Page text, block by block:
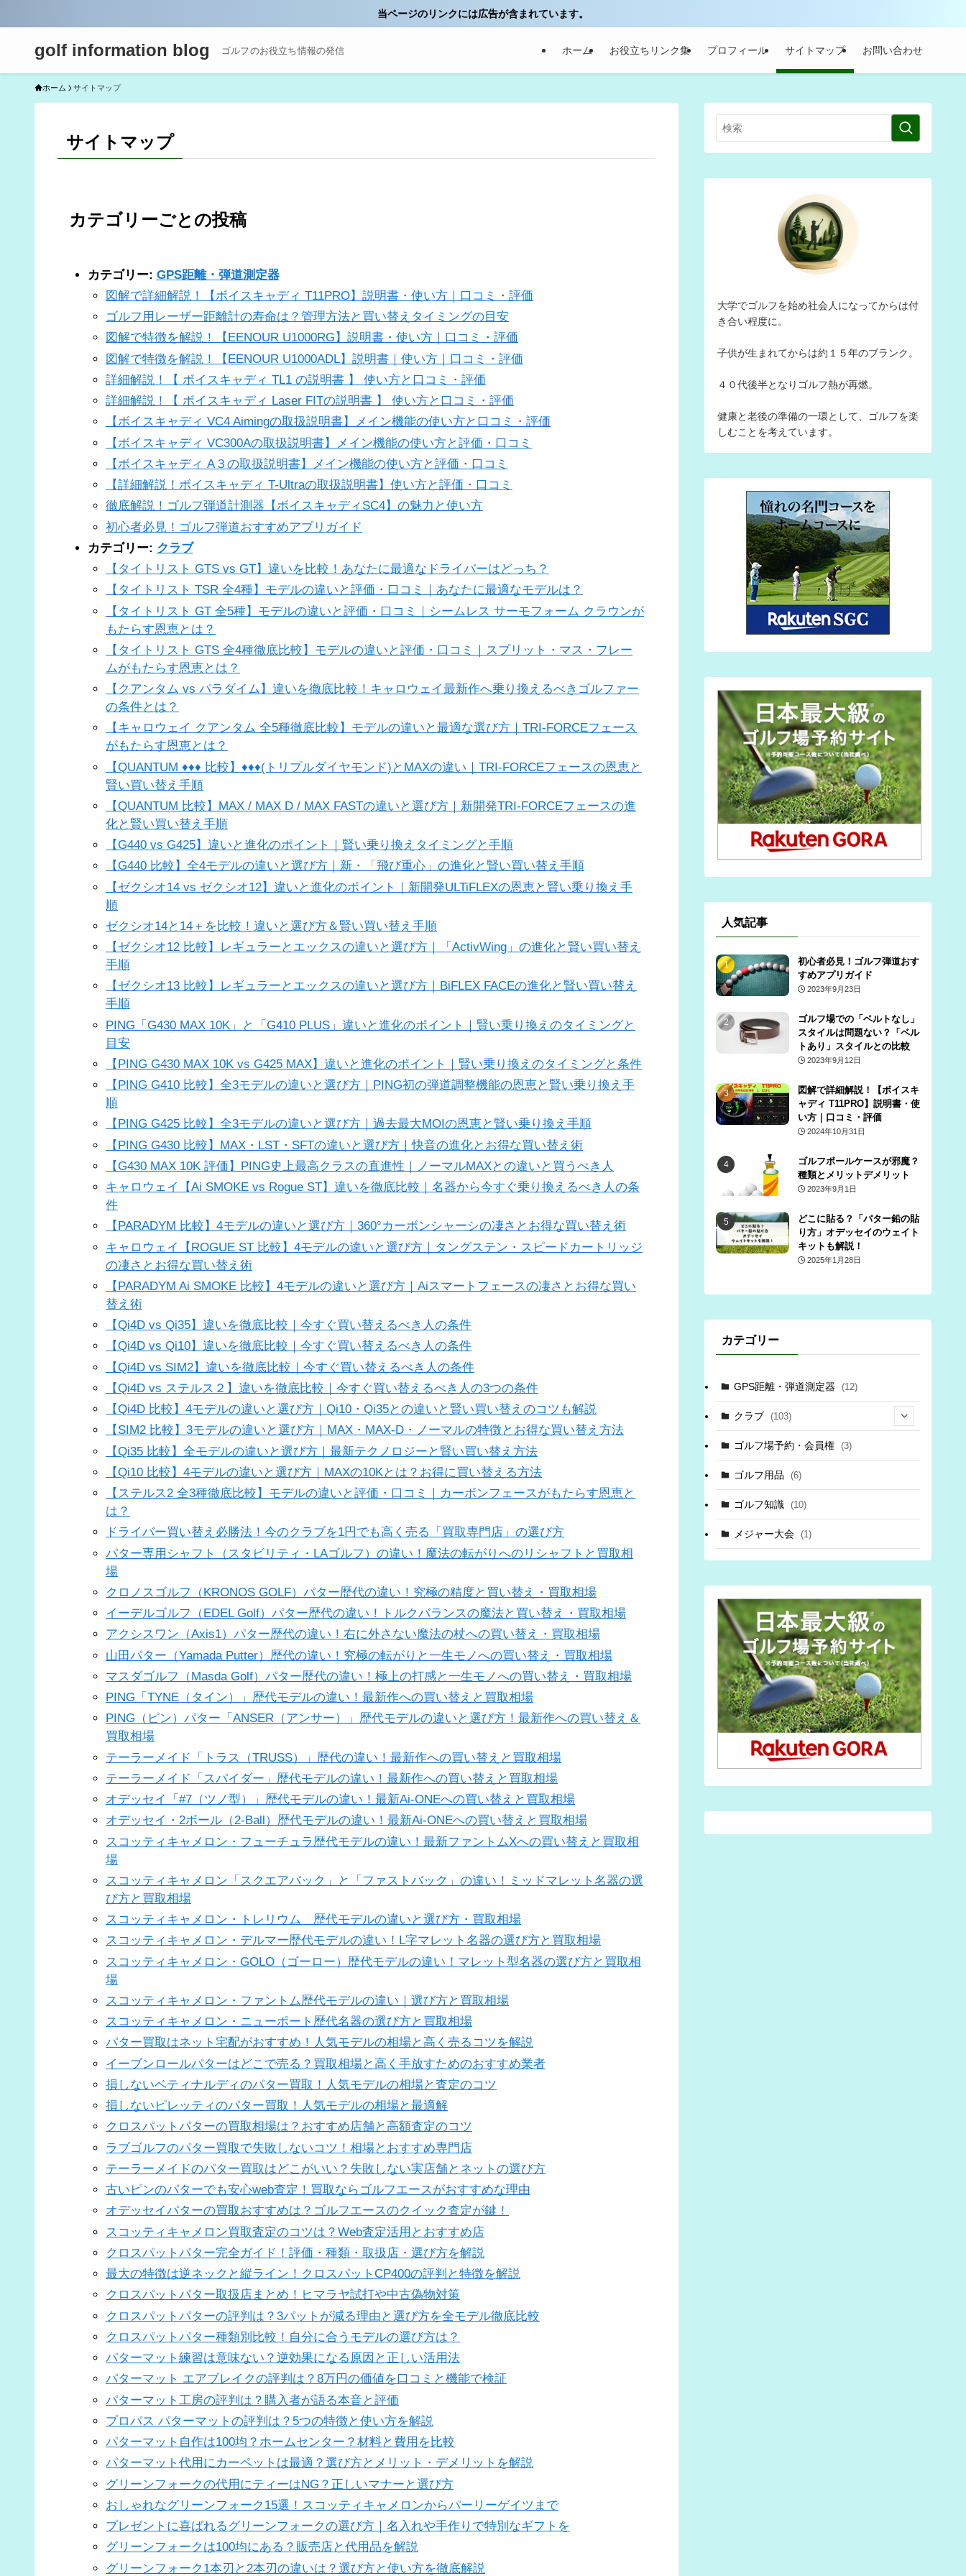
当ページのリンクには広告が含まれています。
golf information blog ゴルフのお役立ち情報の発信 ホーム お役立ちリンク集 プロフィール サイトマップ お問い合わせ
ホーム サイトマップ
サイトマップ
カテゴリーごとの投稿
カテゴリー: GPS距離・弾道測定器
図解で詳細解説！【ボイスキャディ T11PRO】説明書・使い方｜口コミ・評価
ゴルフ用レーザー距離計の寿命は？管理方法と買い替えタイミングの目安
図解で特徴を解説！【EENOUR U1000RG】説明書・使い方｜口コミ・評価
図解で特徴を解説！【EENOUR U1000ADL】説明書｜使い方｜口コミ・評価
詳細解説！【 ボイスキャディ TL1 の説明書 】 使い方と口コミ・評価
詳細解説！【 ボイスキャディ Laser FITの説明書 】 使い方と口コミ・評価
【ボイスキャディ VC4 Aimingの取扱説明書】メイン機能の使い方と口コミ・評価
【ボイスキャディ VC300Aの取扱説明書】メイン機能の使い方と評価・口コミ
【ボイスキャディ A３の取扱説明書】メイン機能の使い方と評価・口コミ
【詳細解説！ボイスキャディ T-Ultraの取扱説明書】使い方と評価・口コミ
徹底解説！ゴルフ弾道計測器【ボイスキャディSC4】の魅力と使い方
初心者必見！ゴルフ弾道おすすめアプリガイド
カテゴリー: クラブ
【タイトリスト GTS vs GT】違いを比較！あなたに最適なドライバーはどっち？
【タイトリスト TSR 全4種】モデルの違いと評価・口コミ｜あなたに最適なモデルは？
【タイトリスト GT 全5種】モデルの違いと評価・口コミ｜シームレス サーモフォーム クラウンが
もたらす恩恵とは？
【タイトリスト GTS 全4種徹底比較】モデルの違いと評価・口コミ｜スプリット・マス・フレー
ムがもたらす恩恵とは？
【クアンタム vs パラダイム】違いを徹底比較！キャロウェイ最新作へ乗り換えるべきゴルファー
の条件とは？
【キャロウェイ クアンタム 全5種徹底比較】モデルの違いと最適な選び方｜TRI-FORCEフェース
がもたらす恩恵とは？
【QUANTUM ♦♦♦ 比較】♦♦♦(トリプルダイヤモンド)とMAXの違い｜TRI-FORCEフェースの恩恵と
賢い買い替え手順
【QUANTUM 比較】MAX / MAX D / MAX FASTの違いと選び方｜新開発TRI-FORCEフェースの進
化と賢い買い替え手順
【G440 vs G425】違いと進化のポイント｜賢い乗り換えタイミングと手順
【G440 比較】全4モデルの違いと選び方｜新・「飛び重心」の進化と賢い買い替え手順
【ゼクシオ14 vs ゼクシオ12】違いと進化のポイント｜新開発ULTiFLEXの恩恵と賢い乗り換え手
順
ゼクシオ14と14＋を比較！違いと選び方＆賢い買い替え手順
【ゼクシオ12 比較】レギュラーとエックスの違いと選び方｜「ActivWing」の進化と賢い買い替え
手順
【ゼクシオ13 比較】レギュラーとエックスの違いと選び方｜BiFLEX FACEの進化と賢い買い替え
手順
PING「G430 MAX 10K」と「G410 PLUS」違いと進化のポイント｜賢い乗り換えのタイミングと
目安
【PING G430 MAX 10K vs G425 MAX】違いと進化のポイント｜賢い乗り換えのタイミングと条件
【PING G410 比較】全3モデルの違いと選び方｜PING初の弾道調整機能の恩恵と賢い乗り換え手
順
【PING G425 比較】全3モデルの違いと選び方｜過去最大MOIの恩恵と賢い乗り換え手順
【PING G430 比較】MAX・LST・SFTの違いと選び方｜快音の進化とお得な買い替え術
【G430 MAX 10K 評価】PING史上最高クラスの直進性｜ノーマルMAXとの違いと買うべき人
キャロウェイ【Ai SMOKE vs Rogue ST】違いを徹底比較｜名器から今すぐ乗り換えるべき人の条
件
【PARADYM 比較】4モデルの違いと選び方｜360°カーボンシャーシの凄さとお得な買い替え術
キャロウェイ【ROGUE ST 比較】4モデルの違いと選び方｜タングステン・スピードカートリッジ
の凄さとお得な買い替え術
【PARADYM Ai SMOKE 比較】4モデルの違いと選び方｜Aiスマートフェースの凄さとお得な買い
替え術
【Qi4D vs Qi35】違いを徹底比較｜今すぐ買い替えるべき人の条件
【Qi4D vs Qi10】違いを徹底比較｜今すぐ買い替えるべき人の条件
【Qi4D vs SIM2】違いを徹底比較｜今すぐ買い替えるべき人の条件
【Qi4D vs ステルス２】違いを徹底比較｜今すぐ買い替えるべき人の3つの条件
【Qi4D 比較】4モデルの違いと選び方｜Qi10・Qi35との違いと賢い買い替えのコツも解説
【SIM2 比較】3モデルの違いと選び方｜MAX・MAX-D・ノーマルの特徴とお得な買い替え方法
【Qi35 比較】全モデルの違いと選び方｜最新テクノロジーと賢い買い替え方法
【Qi10 比較】4モデルの違いと選び方｜MAXの10Kとは？お得に買い替える方法
【ステルス2 全3種徹底比較】モデルの違いと評価・口コミ｜カーボンフェースがもたらす恩恵と
は？
ドライバー買い替え必勝法！今のクラブを1円でも高く売る「買取専門店」の選び方
パター専用シャフト（スタビリティ・LAゴルフ）の違い！魔法の転がりへのリシャフトと買取相
場
クロノスゴルフ（KRONOS GOLF）パター歴代の違い！究極の精度と買い替え・買取相場
イーデルゴルフ（EDEL Golf）パター歴代の違い！トルクバランスの魔法と買い替え・買取相場
アクシスワン（Axis1）パター歴代の違い！右に外さない魔法の杖への買い替え・買取相場
山田パター（Yamada Putter）歴代の違い！究極の転がりと一生モノへの買い替え・買取相場
マスダゴルフ（Masda Golf）パター歴代の違い！極上の打感と一生モノへの買い替え・買取相場
PING「TYNE（タイン）」歴代モデルの違い！最新作への買い替えと買取相場
PING（ピン）パター「ANSER（アンサー）」歴代モデルの違いと選び方！最新作への買い替え＆
買取相場
テーラーメイド「トラス（TRUSS）」歴代の違い！最新作への買い替えと買取相場
テーラーメイド「スパイダー」歴代モデルの違い！最新作への買い替えと買取相場
オデッセイ「#7（ツノ型）」歴代モデルの違い！最新Ai-ONEへの買い替えと買取相場
オデッセイ・2ボール（2-Ball）歴代モデルの違い！最新Ai-ONEへの買い替えと買取相場
スコッティキャメロン・フューチュラ歴代モデルの違い！最新ファントムXへの買い替えと買取相
場
スコッティキャメロン「スクエアバック」と「ファストバック」の違い！ミッドマレット名器の選
び方と買取相場
スコッティキャメロン・トレリウム 歴代モデルの違いと選び方・買取相場
スコッティキャメロン・デルマー歴代モデルの違い！L字マレット名器の選び方と買取相場
スコッティキャメロン・GOLO（ゴーロー）歴代モデルの違い！マレット型名器の選び方と買取相
場
スコッティキャメロン・ファントム歴代モデルの違い｜選び方と買取相場
スコッティキャメロン・ニューポート歴代名器の選び方と買取相場
パター買取はネット宅配がおすすめ！人気モデルの相場と高く売るコツを解説
イーブンロールパターはどこで売る？買取相場と高く手放すためのおすすめ業者
損しないベティナルディのパター買取！人気モデルの相場と査定のコツ
損しないピレッティのパター買取！人気モデルの相場と最適解
クロスパットパターの買取相場は？おすすめ店舗と高額査定のコツ
ラブゴルフのパター買取で失敗しないコツ！相場とおすすめ専門店
テーラーメイドのパター買取はどこがいい？失敗しない実店舗とネットの選び方
古いピンのパターでも安心web査定！買取ならゴルフエースがおすすめな理由
オデッセイパターの買取おすすめは？ゴルフエースのクイック査定が鍵！
スコッティキャメロン買取査定のコツは？Web査定活用とおすすめ店
クロスパットパター完全ガイド！評価・種類・取扱店・選び方を解説
最大の特徴は逆ネックと縦ライン！クロスパットCP400の評判と特徴を解説
クロスパットパター取扱店まとめ！ヒマラヤ試打や中古偽物対策
クロスパットパターの評判は？3パットが減る理由と選び方を全モデル徹底比較
クロスパットパター種類別比較！自分に合うモデルの選び方は？
パターマット練習は意味ない？逆効果になる原因と正しい活用法
パターマット エアブレイクの評判は？8万円の価値を口コミと機能で検証
パターマット工房の評判は？購入者が語る本音と評価
プロパス パターマットの評判は？5つの特徴と使い方を解説
パターマット自作は100均？ホームセンター？材料と費用を比較
パターマット代用にカーペットは最適？選び方とメリット・デメリットを解説
グリーンフォークの代用にティーはNG？正しいマナーと選び方
おしゃれなグリーンフォーク15選！スコッティキャメロンからパーリーゲイツまで
プレゼントに喜ばれるグリーンフォークの選び方｜名入れや手作りで特別なギフトを
グリーンフォークは100均にある？販売店と代用品を解説
グリーンフォーク1本刃と2本刃の違いは？選び方と使い方を徹底解説
大学でゴルフを始め社会人になってからは付
き合い程度に。
子供が生まれてからは約１５年のブランク。
４０代後半となりゴルフ熱が再燃。
健康と老後の準備の一環として、ゴルフを楽
しむことを考えています。
人気記事
初心者必見！ゴルフ弾道おす
すめアプリガイド
2023年9月23日
ゴルフ場での「ベルトなし」
スタイルは問題ない？「ベル
トあり」スタイルとの比較
2023年9月12日
図解で詳細解説！【ボイスキ
ャディ T11PRO】説明書・使
い方｜口コミ・評価
2024年10月31日
ゴルフボールケースが邪魔？
種類とメリットデメリット
2023年9月1日
どこに貼る？「パター鉛の貼
り方」オデッセイのウェイト
キットも解説！
2025年1月28日
カテゴリー
GPS距離・弾道測定器 (12)
クラブ (103)
(34)
(69)
(3)
(3)
(7)
(7)
(1)
(2)
(28)
ゴルフ場予約・会員権 (3)
ゴルフ用品 (6)
ゴルフ知識 (10)
メジャー大会 (1)